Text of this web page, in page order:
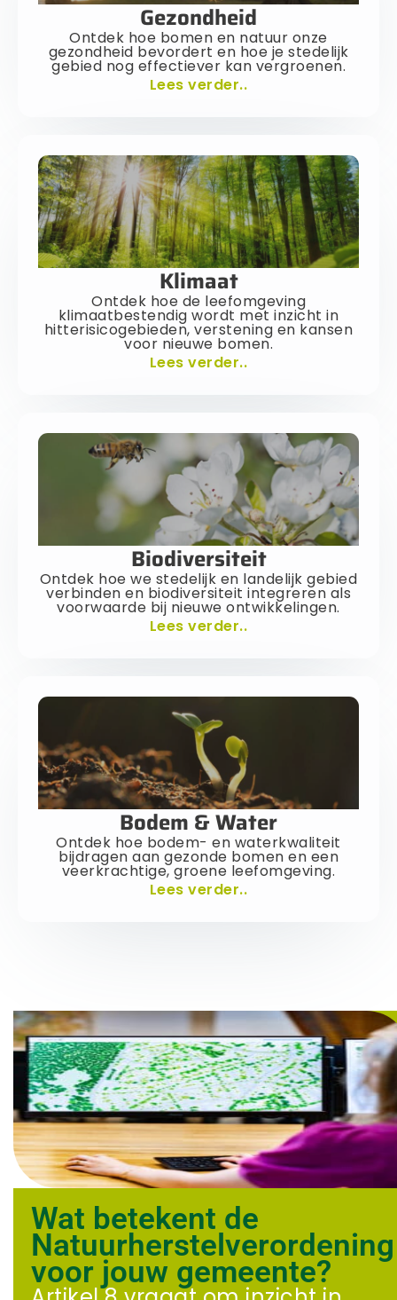
Gezondheid
Ontdek hoe bomen en natuur onze
gezondheid bevordert en hoe je stedelijk
gebied nog effectiever kan vergroenen.
Lees verder..
Klimaat
Ontdek hoe de leefomgeving
klimaatbestendig wordt met inzicht in
hitterisicogebieden, verstening en kansen
voor nieuwe bomen.
Lees verder..
Biodiversiteit
Ontdek hoe we stedelijk en landelijk gebied
verbinden en biodiversiteit integreren als
voorwaarde bij nieuwe ontwikkelingen.
Lees verder..
Bodem & Water
Ontdek hoe bodem- en waterkwaliteit
bijdragen aan gezonde bomen en een
veerkrachtige, groene leefomgeving.
Lees verder..
Wat betekent de
Natuurherstelverordening
voor jouw gemeente?